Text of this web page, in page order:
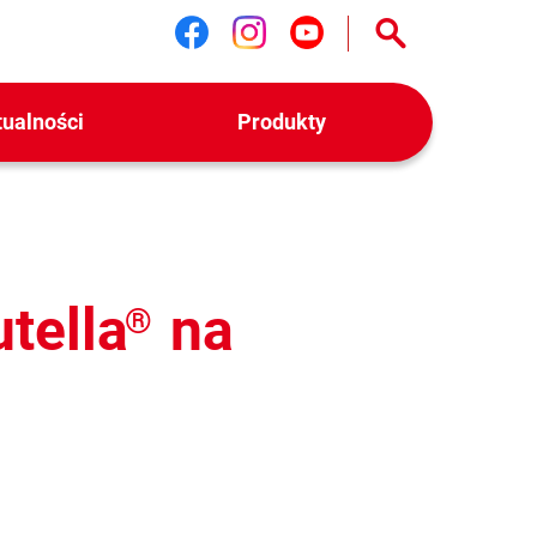
Śledź nas na facebook
Śledź nas na
Śledź nas na
Produkty
® na